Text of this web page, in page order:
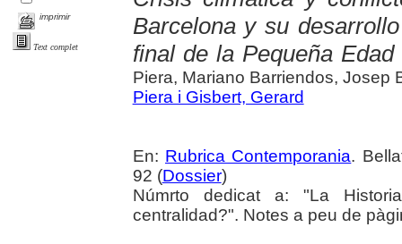
imprimir
Text complet
Barcelona y su
final de la Pequeña
Piera, Mariano Barriendos, Josep
Piera i Gisbert, Gerard
En: Rubrica Contemporania.
92 (Dossier)
Númrto dedicat a: "La
centralidad?". Notes a peu de